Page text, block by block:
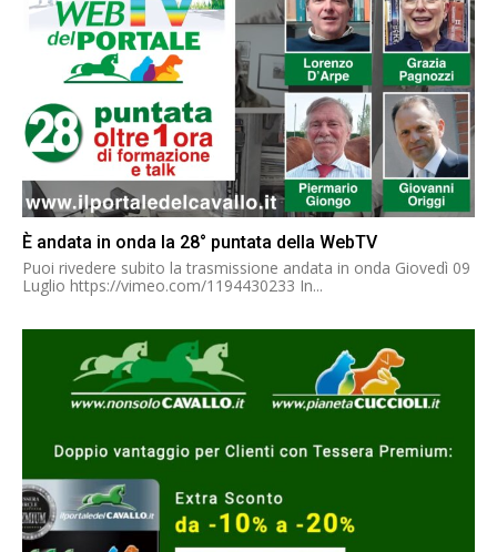
È andata in onda la 28° puntata della WebTV
Puoi rivedere subito la trasmissione andata in onda Giovedì 09
Luglio https://vimeo.com/1194430233 In...